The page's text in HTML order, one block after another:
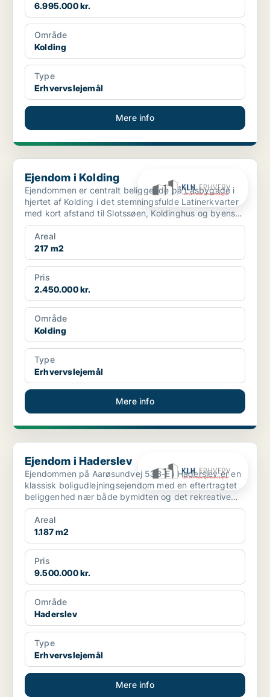
6.995.000 kr.
Område
Kolding
Type
Erhvervslejemål
Mere info
Ejendom i Kolding
Ejendom i Kolding
Ejendommen er centralt beliggende på Låsbygade i
hjertet af Kolding i det stemningsfulde Latinerkvarter
med kort afstand til Slotssøen, Koldinghus og byens
g...
Areal
217 m2
Pris
2.450.000 kr.
Område
Kolding
Type
Erhvervslejemål
Mere info
Ejendom i Haderslev
Ejendom i Haderslev
Ejendommen på Aarøsundvej 53B-E i Haderslev er en
klassisk boligudlejningsejendom med en eftertragtet
beliggenhed nær både bymidten og det rekreative
havnemi...
Areal
1.187 m2
Pris
9.500.000 kr.
Område
Haderslev
Type
Erhvervslejemål
Mere info